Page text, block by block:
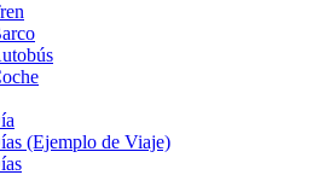
(Ejemplo de Viaje)